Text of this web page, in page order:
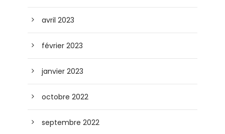
avril 2023
février 2023
janvier 2023
octobre 2022
septembre 2022